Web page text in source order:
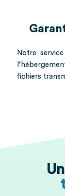
Notre
fichiers